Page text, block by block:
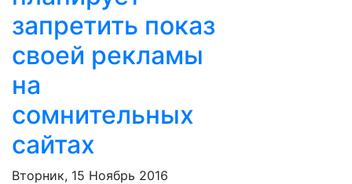
запретить показ
своей рекламы
на
сомнительных
сайтах
Вторник, 15 Ноябрь 2016